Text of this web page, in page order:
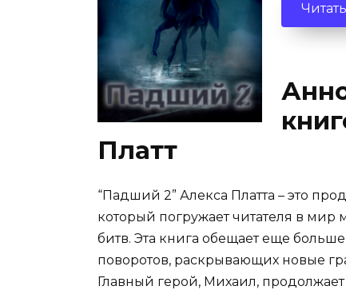
Платт
“Падший 2” Алекса Платта – это
который погружает читателя в
битв. Эта книга обещает еще
поворотов, раскрывающих новые
Главный герой, Михаил,